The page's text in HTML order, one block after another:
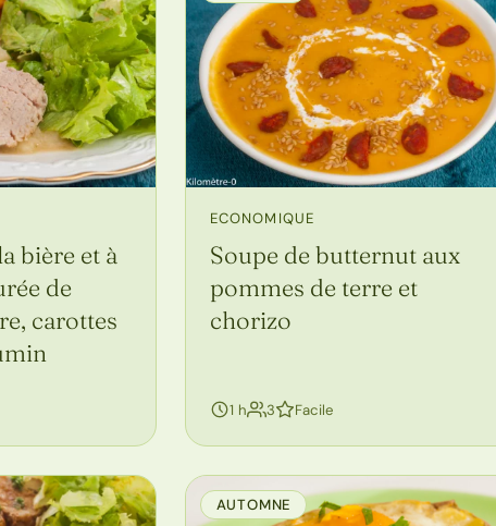
bière et à
de
carottes
ECONOMIQUE
Soupe de butternut aux
pommes de terre et
chorizo
1 h 3personnes
Facile
AUTOMNE